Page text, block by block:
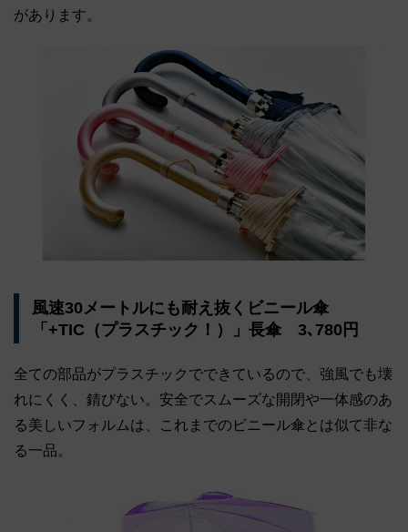
があります。
風速30メートルにも耐え抜くビニール傘
「+TIC（プラスチック！）」長傘 3､780円
全ての部品がプラスチックでできているので、強風でも壊
れにくく、錆びない。安全でスムーズな開閉や一体感のあ
る美しいフォルムは、これまでのビニール傘とは似て非な
る一品。